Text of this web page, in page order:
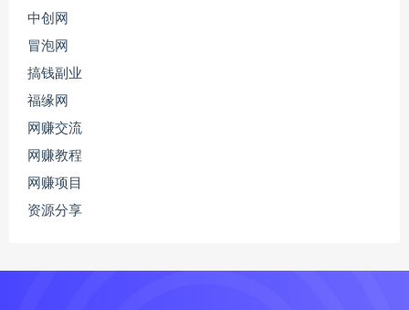
中创网
冒泡网
搞钱副业
福缘网
网赚交流
网赚教程
网赚项目
资源分享